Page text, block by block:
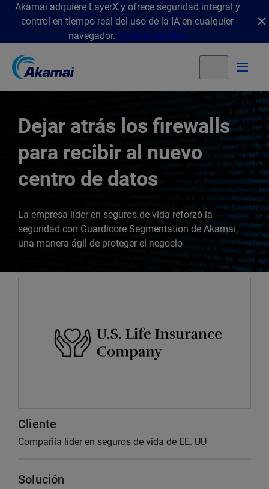
Akamai adquiere LayerX y ofrece seguridad integral y
control en tiempo real del uso de la IA en cualquier
navegador. Obtener detalles
Dejar atrás los firewalls
para recibir al nuevo
centro de datos
La empresa líder en seguros de vida reforzó la
seguridad con Guardicore Segmentation de Akamai,
una manera ágil de proteger el negocio
Cliente
Compañía líder en seguros de vida de EE. UU
Solución